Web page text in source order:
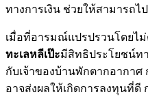
ทางการเงิน ช่วยให้สามารถไ
เมื่อที่อารมณ์แปรปรวนโดยไ
ทะเลหลีเป๊ะมีสิทธิประโยชน์ท
กับเจ้าของบ้านพักตากอากา
อาจส่งผลให้เกิดการลงทุนที่ดี